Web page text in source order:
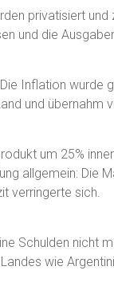
privatisiert und
und die
Inflation wurde
und übernahm
um 25%
allgemein: Die
verringerte sich.
Schulden nicht
wie